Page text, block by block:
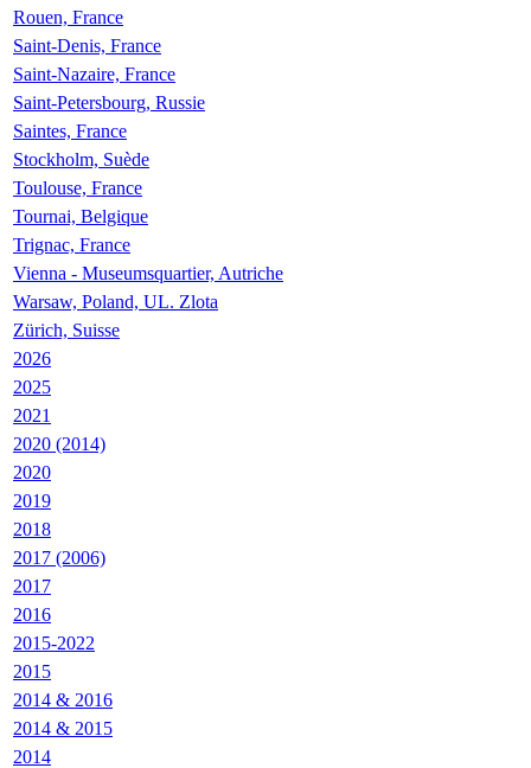
Rouen, France
Saint-Denis, France
Saint-Nazaire, France
Saint-Petersbourg, Russie
Saintes, France
Stockholm, Suède
Toulouse, France
Tournai, Belgique
Trignac, France
Vienna - Museumsquartier, Autriche
Warsaw, Poland, UL. Zlota
Zürich, Suisse
2026
2025
2021
2020 (2014)
2020
2019
2018
2017 (2006)
2017
2016
2015-2022
2015
2014 & 2016
2014 & 2015
2014